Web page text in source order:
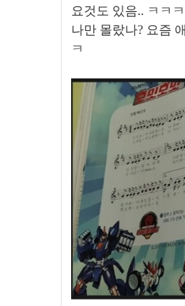
요것도 있음.. ㅋㅋ
나만 몰랐나? 요즘
ㅋ